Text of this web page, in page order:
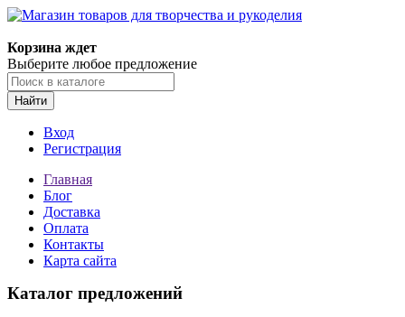
Корзина ждет
Выберите любое предложение
Найти
Вход
Регистрация
Главная
Блог
Доставка
Оплата
Контакты
Карта сайта
Каталог предложений